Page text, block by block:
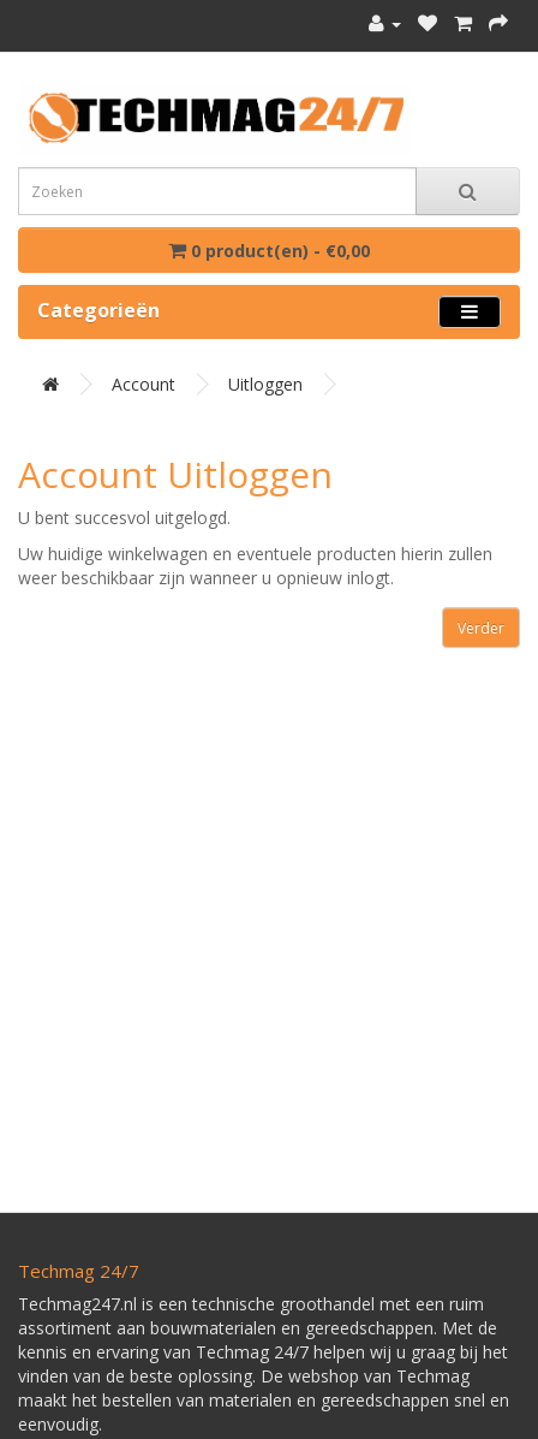
0 product(en) - €0,00
Categorieën
Account Uitloggen
Account Uitloggen
U bent succesvol uitgelogd.
Uw huidige winkelwagen en eventuele producten hierin zullen
weer beschikbaar zijn wanneer u opnieuw inlogt.
Verder
Techmag 24/7
Techmag247.nl is een technische groothandel met een ruim
assortiment aan bouwmaterialen en gereedschappen. Met de
kennis en ervaring van Techmag 24/7 helpen wij u graag bij het
vinden van de beste oplossing. De webshop van Techmag
maakt het bestellen van materialen en gereedschappen snel en
eenvoudig.